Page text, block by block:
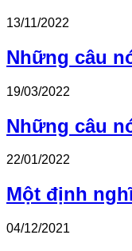
13/11/2022
Những câu
19/03/2022
Những câu
22/01/2022
Một định
04/12/2021